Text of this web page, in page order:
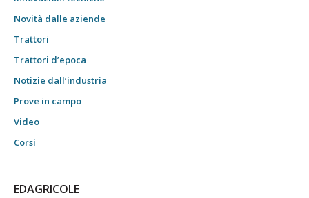
Novità dalle aziende
Trattori
Trattori d’epoca
Notizie dall’industria
Prove in campo
Video
Corsi
EDAGRICOLE